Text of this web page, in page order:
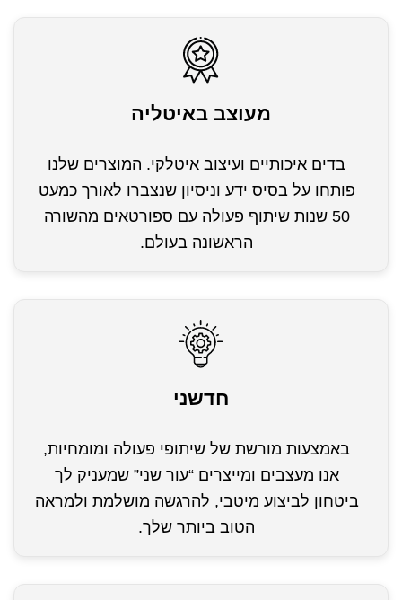
מעוצב באיטליה
בדים איכותיים ועיצוב איטלקי. המוצרים שלנו
פותחו על בסיס ידע וניסיון שנצברו לאורך כמעט
50 שנות שיתוף פעולה עם ספורטאים מהשורה
הראשונה בעולם.
חדשני
באמצעות מורשת של שיתופי פעולה ומומחיות,
אנו מעצבים ומייצרים “עור שני” שמעניק לך
ביטחון לביצוע מיטבי, להרגשה מושלמת ולמראה
הטוב ביותר שלך.